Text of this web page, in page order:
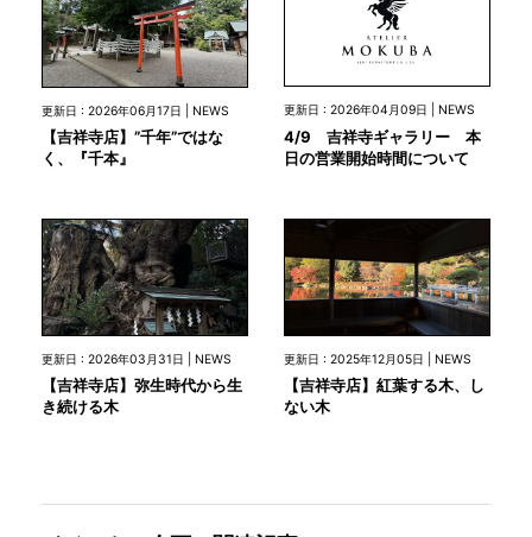
更新日 : 2026年06月17日 | NEWS
【吉祥寺店】”千年”ではな
く、『千本』
更新日 : 2026年04月09日 | NEWS
4/9 吉祥寺ギャラリー 本
日の営業開始時間について
更新日 : 2026年03月31日 | NEWS
【吉祥寺店】弥生時代から生
き続ける木
更新日 : 2025年12月05日 | NEWS
【吉祥寺店】紅葉する木、し
ない木